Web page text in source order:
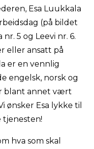
Esa Luukkala
(på bildet
5 og Leevi nr. 6.
eller ansatt på
er en vennlig
engelsk, norsk og
blant annet vært
ønsker Esa lykke til
tjenesten!
hva som skal